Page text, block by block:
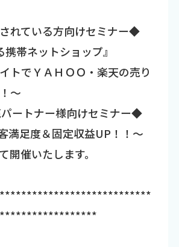
れている方向けセミナー◆
携帯ネットショップ』
トでＹＡＨＯＯ・楽天の売り
～
ートナー様向けセミナー◆
満足度＆固定収益UP！！～
開催いたします。